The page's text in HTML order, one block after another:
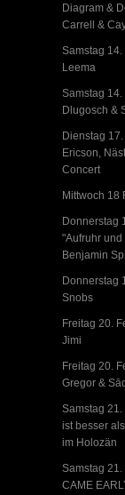
Diagram &
Carrell &
Samstag
Leema
Samstag
Dlugosch &
Dienstag
Ericson,
Concert
Mittwoch 18
Donnerstag
"Aufruhr
Benjamin
Donnerstag
Snobs
Freitag 20.
Jimi
Freitag 20.
Gregor &
Samstag
ist besser
im Holozän
Samstag 21.
CAME